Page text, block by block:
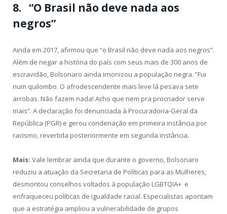
8. “O Brasil não deve nada aos
negros”
Ainda em 2017, afirmou que “o Brasil não deve nada aos negros”.
Além de negar a história do país com seus mais de 300 anos de
escravidão, Bolsonaro ainda irnonizou a população negra. “Fui
num quilombo. O afrodescendente mais leve lá pesava sete
arrobas. Não fazem nada! Acho que nem pra procriador serve
mais”. A declaração foi denunciada à Procuradoria-Geral da
República (PGR) e gerou condenação em primeira instância por
racismo, revertida posteriormente em segunda instância.
Mais: Vale lembrar ainda que durante o governo, Bolsonaro
reduziu a atuação da Secretaria de Políticas para as Mulheres,
desmontou conselhos voltados à população LGBTQIA+ e
enfraqueceu políticas de igualdade racial. Especialistas apontam
que a estratégia ampliou a vulnerabilidade de grupos